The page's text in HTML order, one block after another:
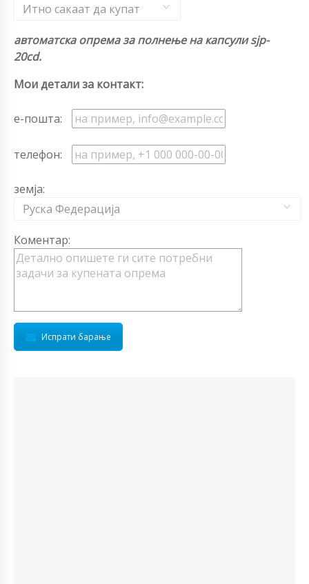
Итно сакаат да купат
автоматска опрема за полнење на капсули sjp-
20cd.
Мои детали за контакт:
е-пошта:
телефон:
земја:
Руска Федерација
Коментар:
Испрати барање